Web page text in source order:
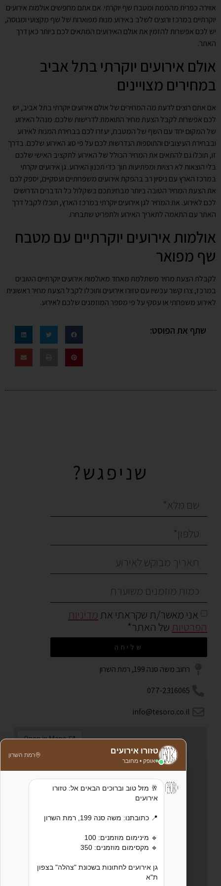
אווירה כפרית מהממת ומטבח שף יוקרתי. אם אתם מחפשים אולמות אירועים
יוקרתיים במרכז ורוצים לשלב באירוע מנות מפוארות של שף מקצועי ומנוסה,
יש לכם אפשרות להזמין את אולם האירועים המתאים לכם ביותר כאן דרך
האתר.
אולם אירועים יוקרתי בתל אביב
במחירים מצויינים
אם אתם רוצים לדעת מה המחירים של אולם אירועים יוקרתי בתל אביב, יש
לכם אפשרות לקבל הצעת מחיר התואמת לדרישות שלכם. מנהל האירוע
של המקום יחד עם השף של המטבח, יעזרו לכם בבחירת המנות לאירוע
ובבחירת העיצובים והתוספות הנדרשות לכם על פי סוג האירוע שלכם. בדרך
זו, תוכלו גם להתאים את המחיר הכולל של האירוע לתקציב האישי שלכם
בלי הוצאות לא רצויות ומפתיעות תוך כדי תכנון האירוע. גן אירועים יוקרתי
במרכז הארץ עם ניסיון רב בהפקת אירועים משפחתיים ועסקיים, יספק לכם
את הצעת המחיר הטובה ביותר מבחינתכם בשקלול כל הדברים הדרושים
לכם לאירוע. את המחיר לגן אירועים יוקרתי במרכז הארץ, תוכלו לקבל דרך
האתר עם התאמה לתאריך האירוע ולתפריט שתבחרו.
אולמות אירועים יוקרתיים עם מטבח
שף מפואר
לקבלת הצעת מחיר משתלמת מאחד מאולמות אירועים יוקרתיים הטובים
במרכז, צרו קשר עכשיו עם טזורו אירועים ותוכלו לקבל הצעת מחיר ראשונית
לאירוע משפחתי או עסקי על פי מספר המוזמנים שלכם לאירוע.
שתף את הפוסט:
שניפגש?
אני מאשר/ת שקראתי את מדיניות
הפרטיות של האתר*
שליחה
רחוב משה סנה 199, רמת השרון
077-2316065
info@tesoro.co.il